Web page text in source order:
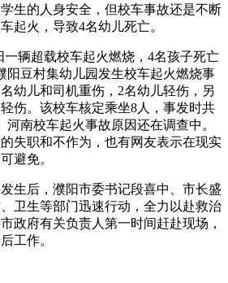
生的人身安全，但校车事故还是不断
起火，导致4名幼儿死亡。
辆超载校车起火燃烧，4名孩子死亡
阳豆村集幼儿园发生校车起火燃烧事
幼儿和司机重伤，2名幼儿轻伤，另
伤。该校车核定乘坐8人，事发时共
河南校车起火事故原因还在调查中。
失职和不作为，也有网友表示在现实
避免。
后，濮阳市委书记段喜中、市长盛
卫生等部门迅速行动，全力以赴救治
政府有关负责人第一时间赶赴现场，
工作。